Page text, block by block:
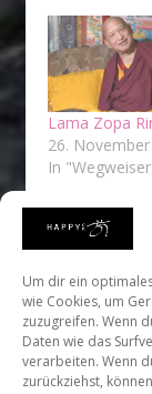
Um dir ein
wie Cookies, um
zuzugreifen. Wenn
Daten wie das
verarbeiten. Wenn
zurückziehst,
Lama Zopa
26.
In
https://